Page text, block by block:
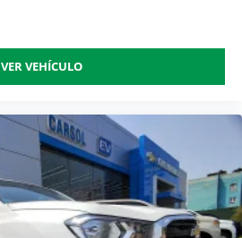
VER VEHÍCULO